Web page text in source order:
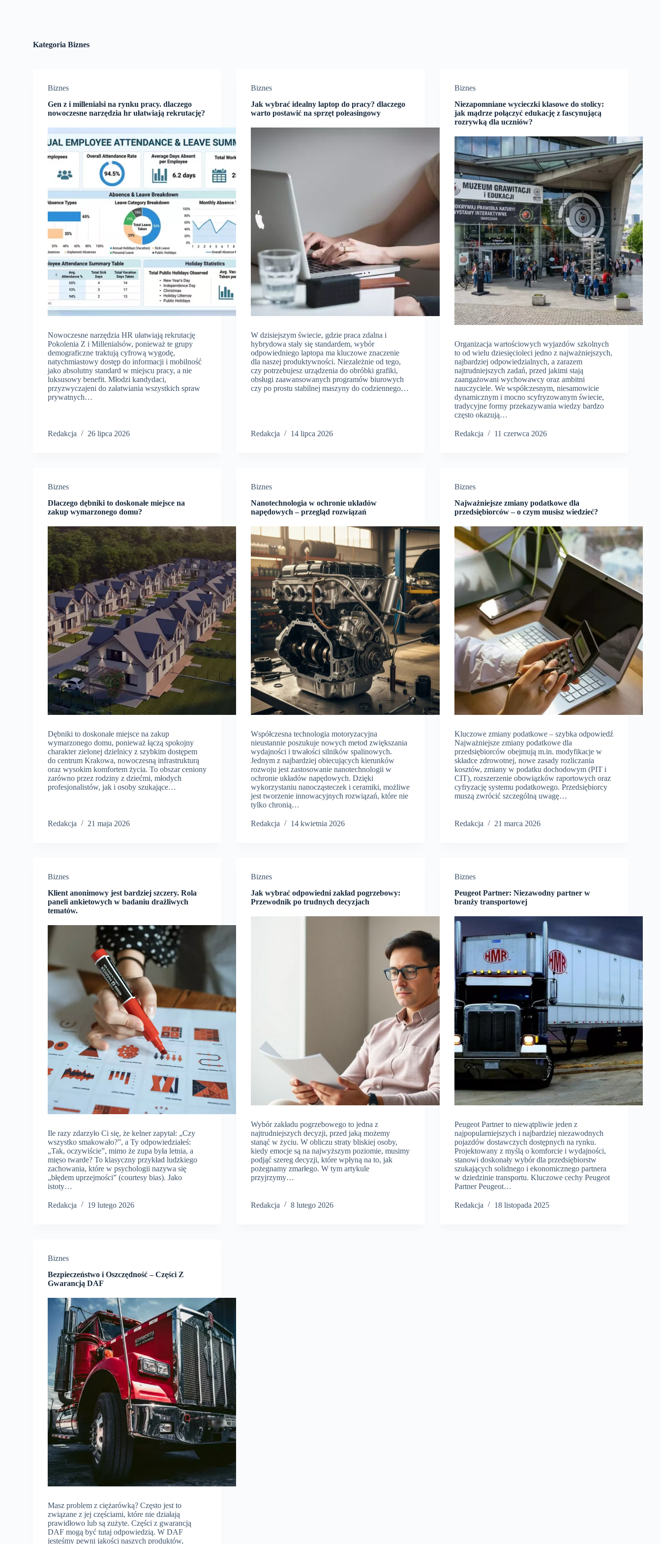
Kategoria Biznes
Biznes
Gen z i millenialsi na rynku pracy. dlaczego
nowoczesne narzędzia hr ułatwiają rekrutację?
Nowoczesne narzędzia HR ułatwiają rekrutację
Pokolenia Z i Millenialsów, ponieważ te grupy
demograficzne traktują cyfrową wygodę,
natychmiastowy dostęp do informacji i mobilność
jako absolutny standard w miejscu pracy, a nie
luksusowy benefit. Młodzi kandydaci,
przyzwyczajeni do załatwiania wszystkich spraw
prywatnych…
Redakcja 26 lipca 2026
Biznes
Jak wybrać idealny laptop do pracy? dlaczego
warto postawić na sprzęt poleasingowy
W dzisiejszym świecie, gdzie praca zdalna i
hybrydowa stały się standardem, wybór
odpowiedniego laptopa ma kluczowe znaczenie
dla naszej produktywności. Niezależnie od tego,
czy potrzebujesz urządzenia do obróbki grafiki,
obsługi zaawansowanych programów biurowych
czy po prostu stabilnej maszyny do codziennego…
Redakcja 14 lipca 2026
Biznes
Niezapomniane wycieczki klasowe do stolicy:
jak mądrze połączyć edukację z fascynującą
rozrywką dla uczniów?
Organizacja wartościowych wyjazdów szkolnych
to od wielu dziesięcioleci jedno z najważniejszych,
najbardziej odpowiedzialnych, a zarazem
najtrudniejszych zadań, przed jakimi stają
zaangażowani wychowawcy oraz ambitni
nauczyciele. We współczesnym, niesamowicie
dynamicznym i mocno scyfryzowanym świecie,
tradycyjne formy przekazywania wiedzy bardzo
często okazują…
Redakcja 11 czerwca 2026
Biznes
Dlaczego dębniki to doskonałe miejsce na
zakup wymarzonego domu?
Dębniki to doskonałe miejsce na zakup
wymarzonego domu, ponieważ łączą spokojny
charakter zielonej dzielnicy z szybkim dostępem
do centrum Krakowa, nowoczesną infrastrukturą
oraz wysokim komfortem życia. To obszar ceniony
zarówno przez rodziny z dziećmi, młodych
profesjonalistów, jak i osoby szukające…
Redakcja 21 maja 2026
Biznes
Nanotechnologia w ochronie układów
napędowych – przegląd rozwiązań
Współczesna technologia motoryzacyjna
nieustannie poszukuje nowych metod zwiększania
wydajności i trwałości silników spalinowych.
Jednym z najbardziej obiecujących kierunków
rozwoju jest zastosowanie nanotechnologii w
ochronie układów napędowych. Dzięki
wykorzystaniu nanocząsteczek i ceramiki, możliwe
jest tworzenie innowacyjnych rozwiązań, które nie
tylko chronią…
Redakcja 14 kwietnia 2026
Biznes
Najważniejsze zmiany podatkowe dla
przedsiębiorców – o czym musisz wiedzieć?
Kluczowe zmiany podatkowe – szybka odpowiedź
Najważniejsze zmiany podatkowe dla
przedsiębiorców obejmują m.in. modyfikacje w
składce zdrowotnej, nowe zasady rozliczania
kosztów, zmiany w podatku dochodowym (PIT i
CIT), rozszerzenie obowiązków raportowych oraz
cyfryzację systemu podatkowego. Przedsiębiorcy
muszą zwrócić szczególną uwagę…
Redakcja 21 marca 2026
Biznes
Klient anonimowy jest bardziej szczery. Rola
paneli ankietowych w badaniu drażliwych
tematów.
Ile razy zdarzyło Ci się, że kelner zapytał: „Czy
wszystko smakowało?”, a Ty odpowiedziałeś:
„Tak, oczywiście”, mimo że zupa była letnia, a
mięso twarde? To klasyczny przykład ludzkiego
zachowania, które w psychologii nazywa się
„błędem uprzejmości” (courtesy bias). Jako
istoty…
Redakcja 19 lutego 2026
Biznes
Jak wybrać odpowiedni zakład pogrzebowy:
Przewodnik po trudnych decyzjach
Wybór zakładu pogrzebowego to jedna z
najtrudniejszych decyzji, przed jaką możemy
stanąć w życiu. W obliczu straty bliskiej osoby,
kiedy emocje są na najwyższym poziomie, musimy
podjąć szereg decyzji, które wpłyną na to, jak
pożegnamy zmarłego. W tym artykule
przyjrzymy…
Redakcja 8 lutego 2026
Biznes
Peugeot Partner: Niezawodny partner w
branży transportowej
Peugeot Partner to niewątpliwie jeden z
najpopularniejszych i najbardziej niezawodnych
pojazdów dostawczych dostępnych na rynku.
Projektowany z myślą o komforcie i wydajności,
stanowi doskonały wybór dla przedsiębiorstw
szukających solidnego i ekonomicznego partnera
w dziedzinie transportu. Kluczowe cechy Peugeot
Partner Peugeot…
Redakcja 18 listopada 2025
Biznes
Bezpieczeństwo i Oszczędność – Części Z
Gwarancją DAF
Masz problem z ciężarówką? Często jest to
związane z jej częściami, które nie działają
prawidłowo lub są zużyte. Części z gwarancją
DAF mogą być tutaj odpowiedzią. W DAF
jesteśmy pewni jakości naszych produktów,